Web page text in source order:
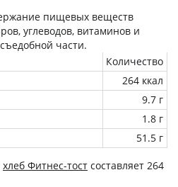
пищевых веществ
углеводов, витаминов и
съедобной части.
Количество
264 ккал
9.7 г
1.8 г
51.5 г
хлеб Фитнес-тост составляет 264